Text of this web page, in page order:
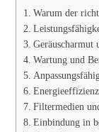
Warum der
Geräuscharmut
Wartung und
Filtermedien
Einbindung in